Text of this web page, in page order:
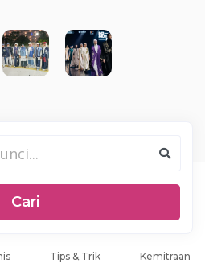
Cari
Tips & Trik Kemitraan